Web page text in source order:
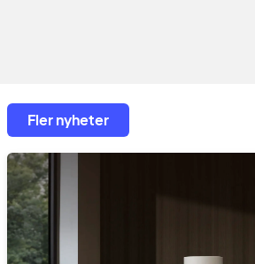
Fler nyheter